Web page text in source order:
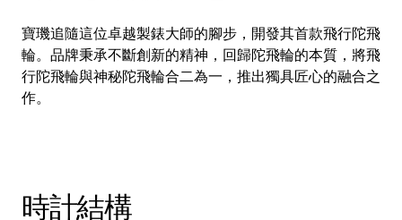
寶璣追隨這位卓越製錶大師的腳步，開發其首款飛行陀飛
輪。品牌秉承不斷創新的精神，回歸陀飛輪的本質，將飛
行陀飛輪與神秘陀飛輪合二為一，推出獨具匠心的融合之
作。
時計結構